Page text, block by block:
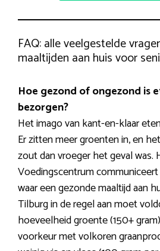
FAQ: alle veelgestelde
maaltijden aan huis voor
Hoe gezond of ongezond is
bezorgen?
Het imago van kant-en-klaar
Er zitten meer groenten in, en
zout dan vroeger het geval was.
Voedingscentrum
waar een gezonde maaltijd aan
Tilburg in de regel aan moet
hoeveelheid groente (150+
voorkeur met volkoren